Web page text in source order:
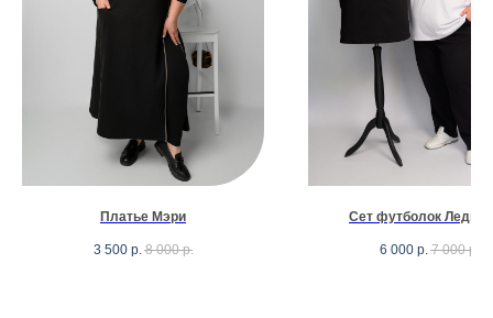
Платье Мэри
3 500 р. 8 000 р.
Сет футболок Леди 2
6 000 р. 7 000 р.